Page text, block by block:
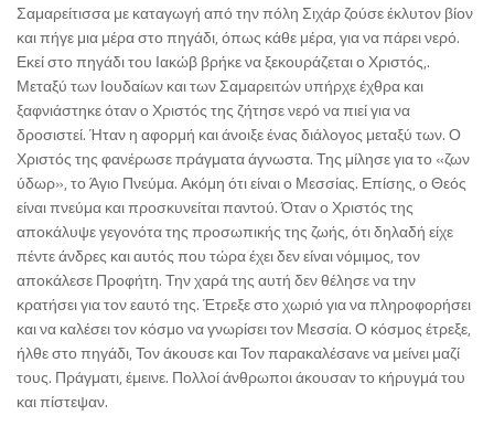
Σαμαρείτισσα με καταγωγή από την πόλη Σιχάρ ζούσε έκλυτον βίον
και πήγε μια μέρα στο πηγάδι, όπως κάθε μέρα, για να πάρει νερό.
Εκεί στο πηγάδι του Ιακώβ βρήκε να ξεκουράζεται ο Χριστός,.
Μεταξύ των Ιουδαίων και των Σαμαρειτών υπήρχε έχθρα και
ξαφνιάστηκε όταν ο Χριστός της ζήτησε νερό να πιεί για να
δροσιστεί. Ήταν η αφορμή και άνοιξε ένας διάλογος μεταξύ των. Ο
Χριστός της φανέρωσε πράγματα άγνωστα. Της μίλησε για το «ζων
ύδωρ», το Άγιο Πνεύμα. Ακόμη ότι είναι ο Μεσσίας. Επίσης, ο Θεός
είναι πνεύμα και προσκυνείται παντού. Όταν ο Χριστός της
αποκάλυψε γεγονότα της προσωπικής της ζωής, ότι δηλαδή είχε
πέντε άνδρες και αυτός που τώρα έχει δεν είναι νόμιμος, τον
αποκάλεσε Προφήτη. Την χαρά της αυτή δεν θέλησε να την
κρατήσει για τον εαυτό της. Έτρεξε στο χωριό για να πληροφορήσει
και να καλέσει τον κόσμο να γνωρίσει τον Μεσσία. Ο κόσμος έτρεξε,
ήλθε στο πηγάδι, Τον άκουσε και Τον παρακαλέσανε να μείνει μαζί
τους. Πράγματι, έμεινε. Πολλοί άνθρωποι άκουσαν το κήρυγμά του
και πίστεψαν.